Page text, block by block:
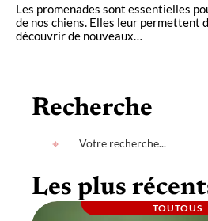
Les promenades sont essentielles
de nos chiens. Elles leur permettent
découvrir de nouveaux
Recherche
Les plus
TOUTOUS